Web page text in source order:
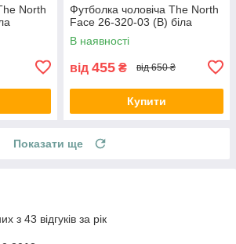
North
Футболка чоловіча The North
Face 26-320-03 (B) біла
В наявності
від 455 ₴ від 650 ₴
Купити
Показати ще
з 43 відгуків за рік